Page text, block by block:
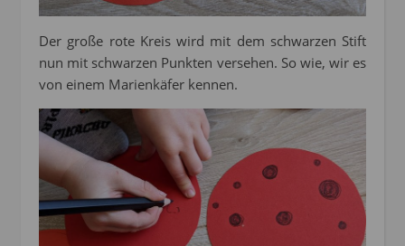
Der große rote Kreis wird mit dem schwarzen Stift
nun mit schwarzen Punkten versehen. So wie, wir es
von einem Marienkäfer kennen.